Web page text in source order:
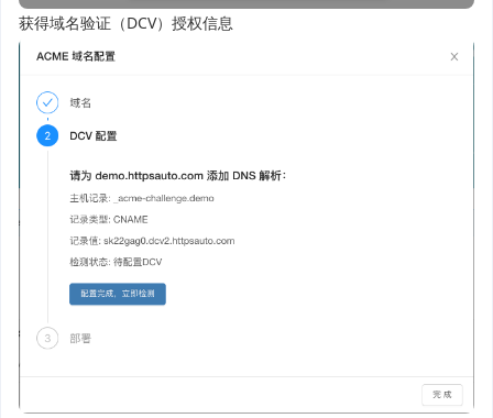
获得域名验证（DCV）授权信息